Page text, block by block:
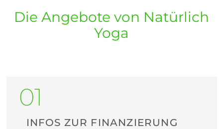
Die Angebote von Natürlich
Yoga
INFOS ZUR FINANZIERUNG